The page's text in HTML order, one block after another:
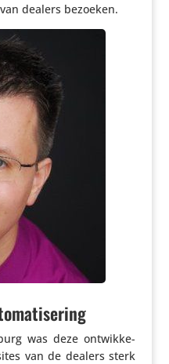
dealers bezoeken.
was deze ontwik­ke­
van de dealers sterk